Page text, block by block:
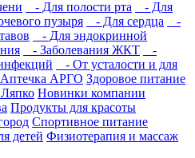
- Для полости рта
- Для
пузыря - Для сердца
-
- Для эндокринной
- Заболевания ЖКТ
-
- От усталости и для
Аптечка АРГО Здоровое питание
Новинки компании
Продукты для красоты
Спортивное питание
детей Физиотерапия и массаж